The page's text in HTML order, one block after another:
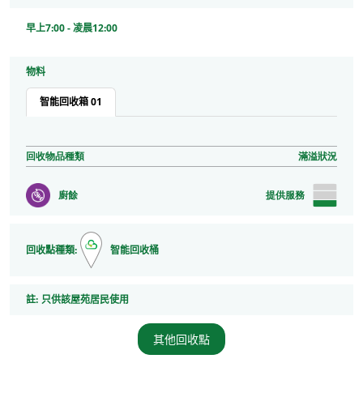
早上7:00 - 凌晨12:00
物料
智能回收箱 01
回收物品種類 滿溢狀況
廚餘 提供服務
回收點種類: 智能回收桶
註: 註
只供該屋苑居民使用
其他回收點